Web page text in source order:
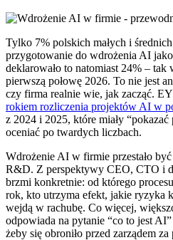
Tylko 7% polskich małych i
przygotowanie do wdrożenia AI
deklarowało to natomiast 24% – tak
pierwszą połowę 2026. To nie jest
czy firma realnie wie, jak zacząć.
rokiem rozliczenia projektów AI w
z 2024 i 2025, które miały “pokazać
oceniać po twardych liczbach.
Wdrożenie AI w firmie przestało
R&D. Z perspektywy CEO, CTO i
brzmi konkretnie: od którego
rok, kto utrzyma efekt, jakie ryzyka
wejdą w rachubę. Co więcej,
odpowiada na pytanie “co to jest
żeby się obroniło przed zarządem za